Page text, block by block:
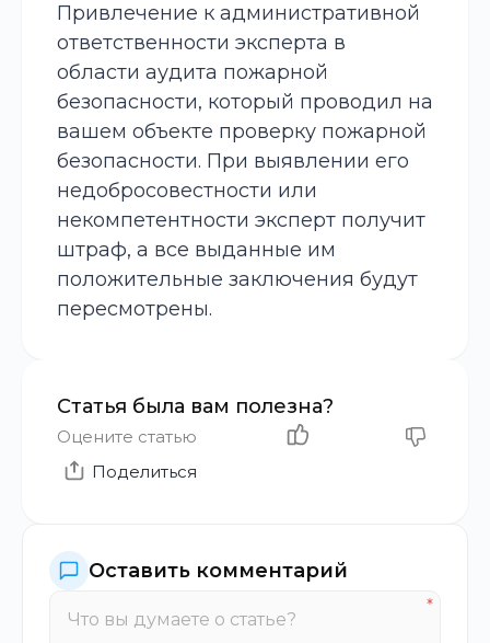
Привлечение к административной
ответственности эксперта в
области аудита пожарной
безопасности, который проводил на
вашем объекте проверку пожарной
безопасности. При выявлении его
недобросовестности или
некомпетентности эксперт получит
штраф, а все выданные им
положительные заключения будут
пересмотрены.
Статья была вам полезна?
Оцените статью
Поделиться
Оставить комментарий